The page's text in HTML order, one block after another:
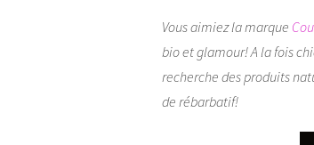
Vous aimiez la marque
bio et glamour! A la fois
recherche des produits
de rébarbatif!